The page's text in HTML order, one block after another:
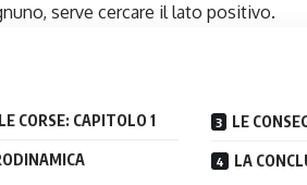
serve cercare il lato positivo.
CORSE: CAPITOLO 1 LE
LA